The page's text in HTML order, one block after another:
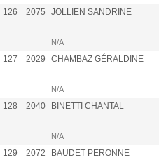
126 2075 JOLLIEN SANDRINE
N/A
127 2029 CHAMBAZ GÉRALDINE
N/A
128 2040 BINETTI CHANTAL
N/A
129 2072 BAUDET PERONNE